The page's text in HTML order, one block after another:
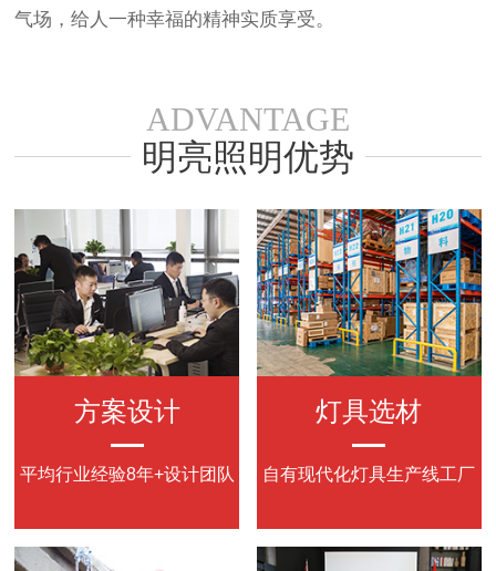
气场，给人一种幸福的精神实质享受。
ADVANTAGE
明亮照明优势
方案设计
平均行业经验8年+设计团队
灯具选材
自有现代化灯具生产线工厂